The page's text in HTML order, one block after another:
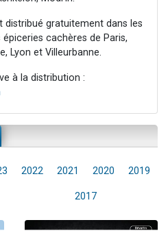
distribué gratuitement dans les
cachères de Paris,
Lyon et Villeurbanne.
à la distribution :
2022 2021 2020 2019
2017